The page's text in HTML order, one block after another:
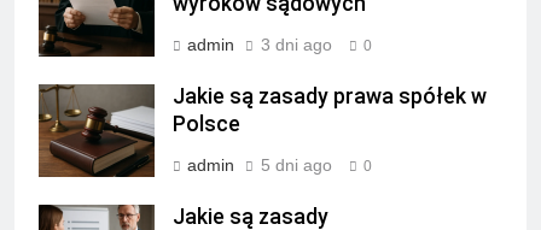
admin 3 dni ago 0
Jakie są zasady prawa spółek w
Polsce
admin 5 dni ago 0
Jakie są zasady